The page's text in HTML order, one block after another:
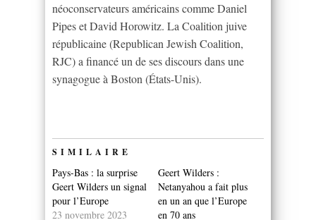
néoconservateurs américains comme Daniel
Pipes et David Horowitz. La Coalition juive
républicaine (Republican Jewish Coalition,
RJC) a financé un de ses discours dans une
synagogue à Boston (États-Unis).
SIMILAIRE
Pays-Bas : la surprise
Geert Wilders un signal
pour l’Europe
23 novembre 2023
Geert Wilders :
Netanyahou a fait plus
en un an que l’Europe
en 70 ans